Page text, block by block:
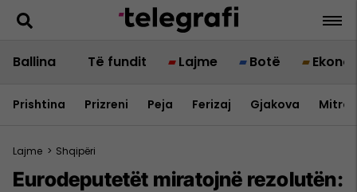
Ballina Të fundit Lajme Botë
Prishtina Prizreni Peja Ferizaj Gjakova
Lajme > Shqipëri
Eurodeputetët miratojnë rezolutën: